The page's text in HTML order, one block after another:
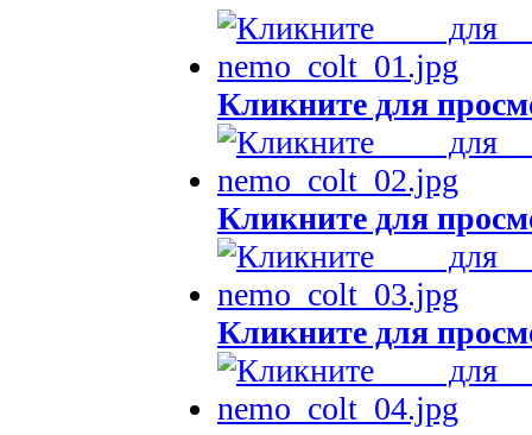
Кликните для
Кликните для
Кликните для